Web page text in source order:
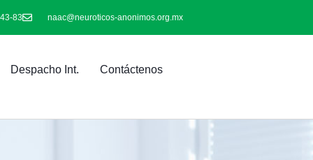
83 naac@neuroticos-anonimos.org.mx
Despacho Int. Contáctenos